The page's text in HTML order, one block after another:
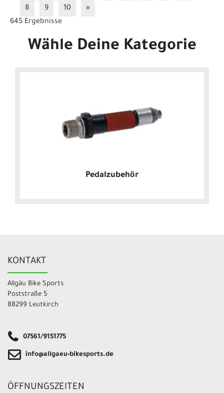
8
9 10
»
645 Ergebnisse
Wähle Deine Kategorie
Pedalzubehör
KONTAKT
Allgäu Bike Sports
Poststraße 5
88299 Leutkirch
07561/9151775
info@allgaeu-bikesports.de
ÖFFNUNGSZEITEN